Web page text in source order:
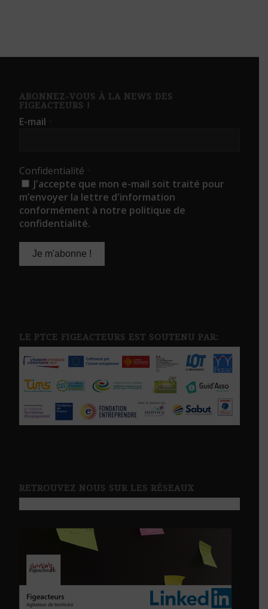
ABONNEZ-VOUS À LA NEWS DES
FIGEACTEURS !
E-mail
Confidentialité
J'accepte que mon e-mail soit traité pour
m’envoyer la lettre d'information
conformément à notre politique de
confidentialité.
LE PTCE FIGEACTEURS EST SOUTENU PAR:
RETROUVEZ NOUS SUR LES RÉSEAUX